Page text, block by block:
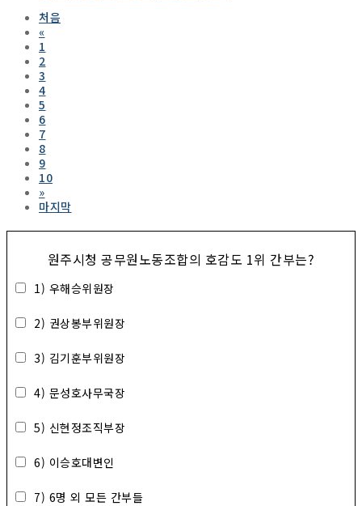
처음
«
1
2
3
4
5
6
7
8
9
10
»
마지막
원주시청 공무원노동조합의 호감도 1위 간부는?
1) 우해승위원장
2) 권상봉부위원장
3) 김기훈부위원장
4) 문성호사무국장
5) 신현정조직부장
6) 이승호대변인
7) 6명 외 모든 간부들